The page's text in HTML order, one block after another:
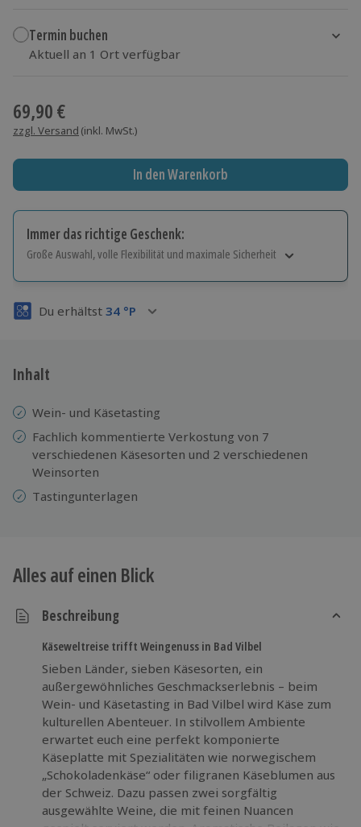
Termin buchen
Aktuell an 1 Ort verfügbar
69,90 €
zzgl. Versand (inkl. MwSt.)
In den Warenkorb
Immer das richtige Geschenk:
Große Auswahl, volle Flexibilität und maximale Sicherheit
Volle Flexibilität
3 Jahre gültig & verlängerbar.
Du erhältst 34 °P
Inhalt
Wein- und Käsetasting
Fachlich kommentierte Verkostung von 7
verschiedenen Käsesorten und 2 verschiedenen
Weinsorten
Tastingunterlagen
Alles auf einen Blick
Beschreibung
Käseweltreise trifft Weingenuss in Bad Vilbel
Sieben Länder, sieben Käsesorten, ein
außergewöhnliches Geschmackserlebnis – beim
Wein- und Käsetasting in Bad Vilbel wird Käse zum
kulturellen Abenteuer. In stilvollem Ambiente
erwartet euch eine perfekt komponierte
Käseplatte mit Spezialitäten wie norwegischem
„Schokoladenkäse“ oder filigranen Käseblumen aus
der Schweiz. Dazu passen zwei sorgfältig
ausgewählte Weine, die mit feinen Nuancen